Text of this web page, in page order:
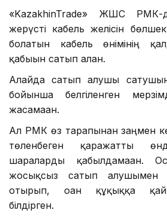
«KazakhinTrade» ЖШС РМК-
жерүсті кабель желісін
болатын кабель өнімінің
қабығын сатып алған.
Алайда сатып алушы
бойынша белгіленген
жасамаған.
Ал РМК өз тарапынан заңмен
төленбеген қаражатты
шараларды қабылдамаған.
жосықсыз сатып алушымен
отырып, оған құқыққа
білдірген.